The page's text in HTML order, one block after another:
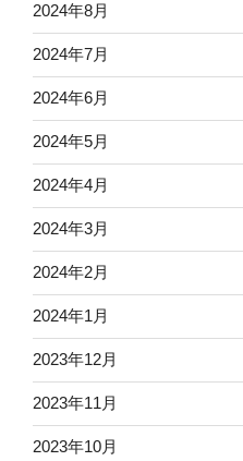
2024年8月
2024年7月
2024年6月
2024年5月
2024年4月
2024年3月
2024年2月
2024年1月
2023年12月
2023年11月
2023年10月